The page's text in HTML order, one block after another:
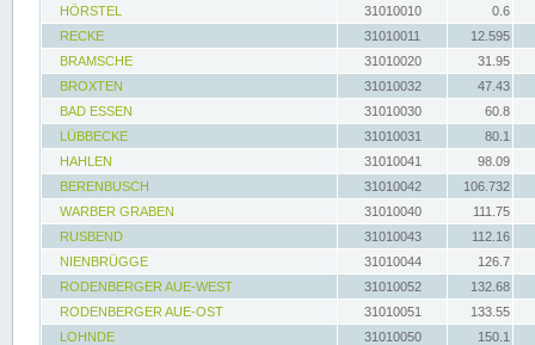
HÖRSTEL
31010010
0.6
RECKE
31010011
12.595
BRAMSCHE
31010020
31.95
BROXTEN
31010032
47.43
BAD ESSEN
31010030
60.8
LÜBBECKE
31010031
80.1
HAHLEN
31010041
98.09
BERENBUSCH
31010042
106.732
WARBER GRABEN
31010040
111.75
RUSBEND
31010043
112.16
NIENBRÜGGE
31010044
126.7
RODENBERGER AUE-WEST
31010052
132.68
RODENBERGER AUE-OST
31010051
133.55
LOHNDE
31010050
150.1